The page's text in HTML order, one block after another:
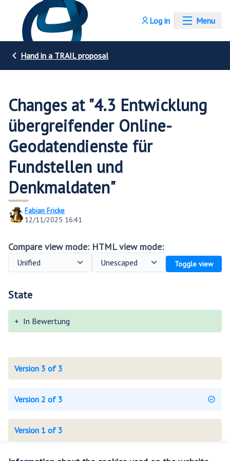
Menu
Log in
Hand in a TRAIL proposal
Changes at "4.3 Entwicklung
übergreifender Online-
Geodatendienste für
Fundstellen und
Denkmaldaten"
Fabian Fricke
12/11/2025 16:41
Compare view mode: HTML view mode:
Toggle view
State
+ In Bewertung
Version 3 of 3
Version 2 of 3
Version 1 of 3